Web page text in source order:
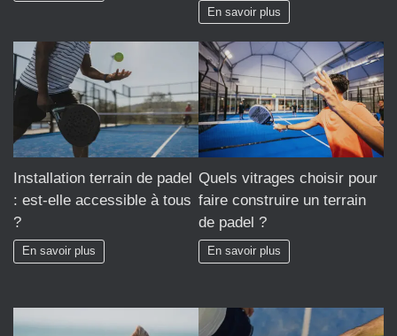
En savoir plus
Installation terrain de padel
: est-elle accessible à tous
?
En savoir plus
Quels vitrages choisir pour
faire construire un terrain
de padel ?
En savoir plus